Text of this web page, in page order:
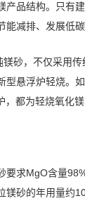
品结构。只有
减排、发展低
砂，不仅采用
悬浮炉轻烧。
都为轻烧氧化镁
要求MgO含量
砂的年用量约